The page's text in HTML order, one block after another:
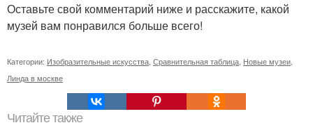
Оставьте свой комментарий ниже и расскажите, какой
музей вам понравился больше всего!
Категории: Изобразительные искусства Сравнительная таблица Новые музеи
Линда в москве
Читайте также